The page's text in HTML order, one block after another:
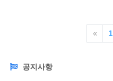
마왕편 회상 장면에서 얼굴 모
문제를 해결 대사창 얼굴 이미
및 개행처리 문제 해결 기존
« 1
NOTICE공지사항